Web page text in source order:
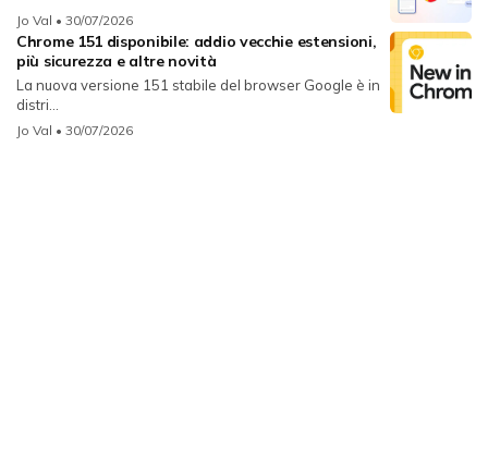
Jo Val • 30/07/2026
Chrome 151 disponibile: addio vecchie estensioni,
più sicurezza e altre novità
La nuova versione 151 stabile del browser Google è in
distri...
Jo Val • 30/07/2026